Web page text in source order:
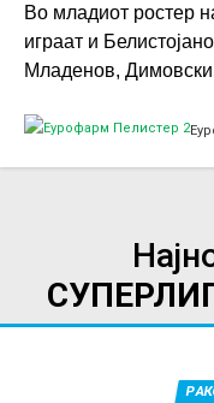
Во младиот ростер
играат и
Младенов,